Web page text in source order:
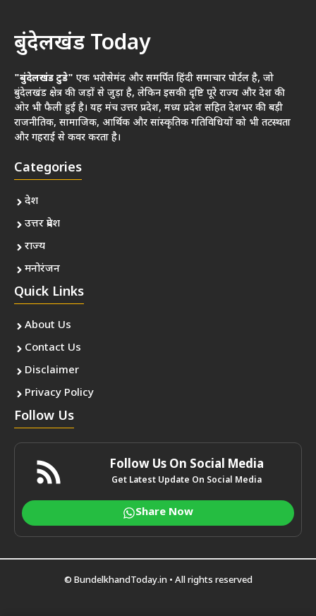
बुंदेलखंड Today
"बुंदेलखंड टुडे" एक भरोसेमंद और समर्पित हिंदी समाचार पोर्टल है, जो
बुंदेलखंड क्षेत्र की जड़ों से जुड़ा है, लेकिन इसकी दृष्टि पूरे राज्य और देश की
ओर भी फैली हुई है। यह मंच उत्तर प्रदेश, मध्य प्रदेश सहित देशभर की बड़ी
राजनीतिक, सामाजिक, आर्थिक और सांस्कृतिक गतिविधियों को भी तटस्थता
और गहराई से कवर करता है।
Categories
देश
उत्तर प्रदेश
राज्य
मनोरंजन
Quick Links
About Us
Contact Us
Disclaimer
Privacy Policy
Follow Us
Follow Us On Social Media
Get Latest Update On Social Media
Share Now
© BundelkhandToday.in • All rights reserved